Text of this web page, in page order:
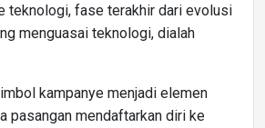
teknologi, fase terakhir dari evolusi
menguasai teknologi, dialah
kampanye menjadi elemen
pasangan mendaftarkan diri ke